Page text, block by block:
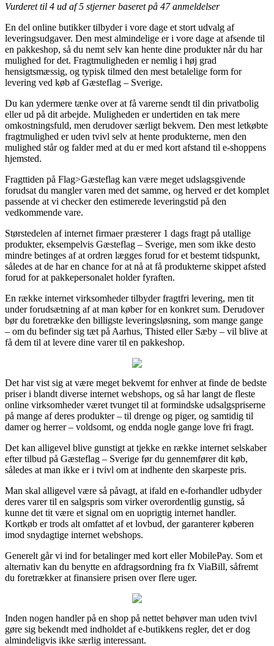
Vurderet til 4 ud af 5 stjerner baseret på 47anmeldelser
En del online butikker tilbyder i vore dage et stort udvalg af
leveringsudgaver. Den mest almindelige er i vore dage at afsende til
en pakkeshop, så du nemt selv kan hente dine produkter når du har
mulighed for det. Fragtmuligheden er nemlig i høj grad
hensigtsmæssig, og typisk tilmed den mest betalelige form for
levering ved køb af Gæsteflag – Sverige.
Du kan ydermere tænke over at få varerne sendt til din privatbolig
eller ud på dit arbejde. Muligheden er undertiden en tak mere
omkostningsfuld, men derudover særligt bekvem. Den mest letkøbte
fragtmulighed er uden tvivl selv at hente produkterne, men den
mulighed står og falder med at du er med kort afstand til e-shoppens
hjemsted.
Fragttiden på Flag>Gæsteflag kan være meget udslagsgivende
forudsat du mangler varen med det samme, og herved er det komplet
passende at vi checker den estimerede leveringstid på den
vedkommende vare.
Størstedelen af internet firmaer præsterer 1 dags fragt på utallige
produkter, eksempelvis Gæsteflag – Sverige, men som ikke desto
mindre betinges af at ordren lægges forud for et bestemt tidspunkt,
således at de har en chance for at nå at få produkterne skippet afsted
forud for at pakkepersonalet holder fyraften.
En række internet virksomheder tilbyder fragtfri levering, men tit
under forudsætning af at man køber for en konkret sum. Derudover
bør du foretrække den billigste leveringsløsning, som mange gange
– om du befinder sig tæt på Aarhus, Thisted eller Sæby – vil blive at
få dem til at levere dine varer til en pakkeshop.
Det har vist sig at være meget bekvemt for enhver at finde de bedste
priser i blandt diverse internet webshops, og så har langt de fleste
online virksomheder været tvunget til at formindske udsalgspriserne
på mange af deres produkter – til drenge og piger, og samtidig til
damer og herrer – voldsomt, og endda nogle gange love fri fragt.
Det kan alligevel blive gunstigt at tjekke en række internet selskaber
efter tilbud på Gæsteflag – Sverige før du gennemfører dit køb,
således at man ikke er i tvivl om at indhente den skarpeste pris.
Man skal alligevel være så påvagt, at ifald en e-forhandler udbyder
deres varer til en salgspris som virker overordentlig gunstig, så
kunne det tit være et signal om en uoprigtig internet handler.
Kortkøb er trods alt omfattet af et lovbud, der garanterer køberen
imod snydagtige internet webshops.
Generelt går vi ind for betalinger med kort eller MobilePay. Som et
alternativ kan du benytte en afdragsordning fra fx ViaBill, såfremt
du foretrækker at finansiere prisen over flere uger.
Inden nogen handler på en shop på nettet behøver man uden tvivl
gøre sig bekendt med indholdet af e-butikkens regler, det er dog
almindeligvis ikke særlig interessant.